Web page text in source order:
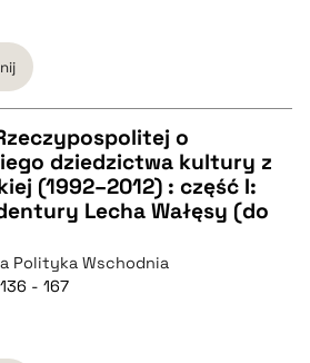
o
dziedzictwa kultury z
(1992–2012) : część I:
Lecha Wałęsy (do
Polityka Wschodnia
- 167